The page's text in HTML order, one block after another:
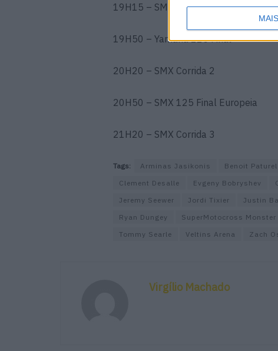
19H15 – SMX Corrida 1
19H50 – Yamaha 125 Final
20H20 – SMX Corrida 2
20H50 – SMX 125 Final Europeia
21H20 – SMX Corrida 3
Tags: Arminas Jasikonis Benoit Paturel
Clement Desalle
Evgeny Bobryshev
Jeremy Seewer
Jordi Tixier Justin
Ryan Dungey
SuperMotocross Monster
Tommy Searle
Veltins Arena Zach
Virgílio Machado